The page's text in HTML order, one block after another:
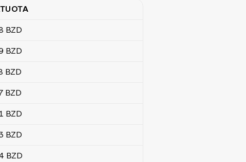
Belizo doleriai konvertavimo lentelė
BZD
BZD
BZD
BZD
BZD
BZD
BZD